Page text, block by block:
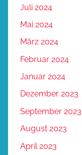
Juli 2024
Mai 2024
März 2024
Februar 2024
Januar 2024
Dezember 2023
September 2023
August 2023
April 2023